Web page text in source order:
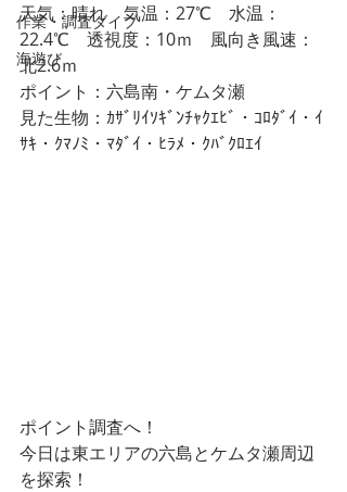
作業・調査ダイブ
海遊び
天気：晴れ　気温：27℃　水温：
22.4℃　透視度：10ｍ　風向き風速：
北2.6ｍ
ポイント：六島南・ケムタ瀬
見た生物：ｶｻﾞﾘｲｿｷﾞﾝﾁｬｸｴﾋﾞ・ｺﾛﾀﾞｲ・ｲ
ｻｷ・ｸﾏﾉﾐ・ﾏﾀﾞｲ・ﾋﾗﾒ・ｸﾊﾞｸﾛｴｲ
ポイント調査へ！
今日は東エリアの六島とケムタ瀬周辺
を探索！